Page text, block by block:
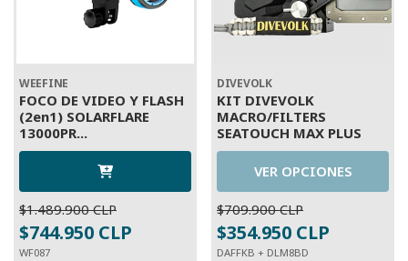
WEEFINE
FOCO DE VIDEO Y FLASH
(2en1) SOLARFLARE
13000PR...
$1.489.900 CLP
$744.950 CLP
WF087
DIVEVOLK
KIT DIVEVOLK
MACRO/FILTERS
SEATOUCH MAX PLUS
VER OPCIONES
$709.900 CLP
$354.950 CLP
DAFFKB + DLM8BD